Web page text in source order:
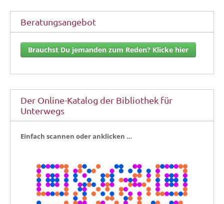
Beratungsangebot
Brauchst Du jemanden zum Reden? Klicke hier
Der Online-Katalog der Bibliothek für
Unterwegs
Ein­fach scan­nen oder anklicken …